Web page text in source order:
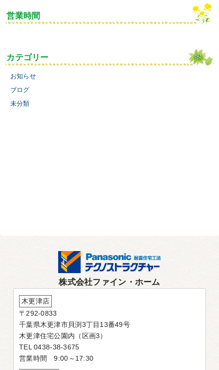
営業時間
カテゴリー
お知らせ
ブログ
未分類
株式会社ファイン・ホーム
木更津店
〒292-0833
千葉県木更津市貝渕3丁目13番49号
木更津住宅公園内（区画3）
TEL 0438-38-3675
営業時間 9:00～17:30